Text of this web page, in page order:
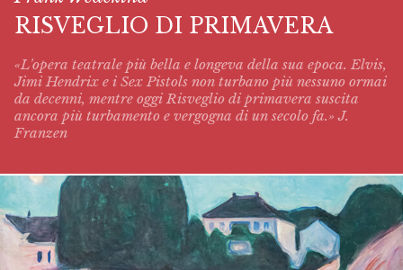
RISVEGLIO DI PRIMAVERA
«L'opera teatrale più bella e longeva della sua epoca. Elvis,
Jimi Hendrix e i Sex Pistols non turbano più nessuno ormai
da decenni, mentre oggi Risveglio di primavera suscita
ancora più turbamento e vergogna di un secolo fa.» J.
Franzen